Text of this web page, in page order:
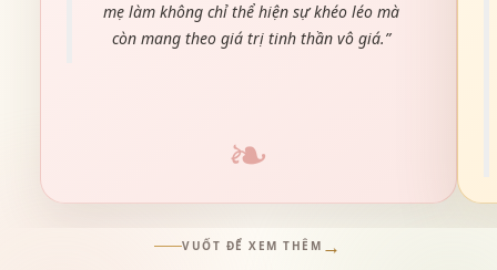
mẹ làm không chỉ thể hiện sự khéo léo mà
còn mang theo giá trị tinh thần vô giá.”
VUỐT ĐỂ XEM THÊM →